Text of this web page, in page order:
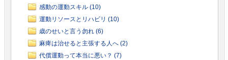
感動の運動スキル (10)
運動リソースとリハビリ (10)
歳のせいと言う勿れ (6)
麻痺は治せると主張する人へ (2)
代償運動って本当に悪い？ (7)